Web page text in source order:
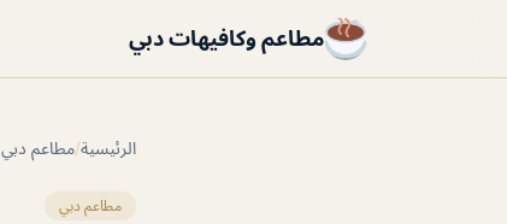
مطاعم وكافيهات دبي
الرئيسية/مطاعم دبي
مطاعم دبي